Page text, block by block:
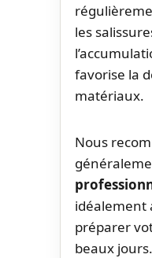
les
favorise la
matériaux.
Nous
idéalement
préparer
beaux